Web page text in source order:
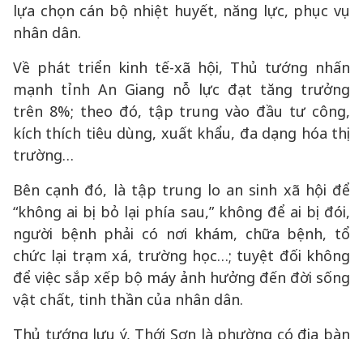
lựa chọn cán bộ nhiệt huyết, năng lực, phục vụ
nhân dân.
Về phát triển kinh tế-xã hội, Thủ tướng nhấn
mạnh tỉnh An Giang nỗ lực đạt tăng trưởng
trên 8%; theo đó, tập trung vào đầu tư công,
kích thích tiêu dùng, xuất khẩu, đa dạng hóa thị
trường…
Bên cạnh đó, là tập trung lo an sinh xã hội để
“không ai bị bỏ lại phía sau,” không để ai bị đói,
người bệnh phải có nơi khám, chữa bệnh, tổ
chức lại trạm xá, trường học…; tuyệt đối không
để việc sắp xếp bộ máy ảnh hưởng đến đời sống
vật chất, tinh thần của nhân dân.
Thủ tướng lưu ý, Thới Sơn là phường có địa bàn